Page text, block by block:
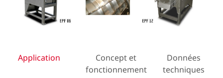
Application
Concept et
fonctionnement
Données
techniques